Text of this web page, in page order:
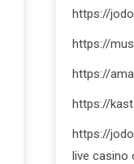
https://
https://
https://
https://
https://
live casino